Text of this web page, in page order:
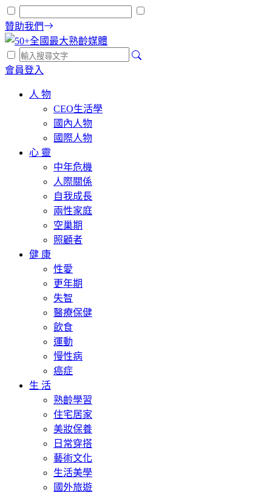
贊助我們
會員登入
人 物
CEO生活學
國內人物
國際人物
心 靈
中年危機
人際關係
自我成長
兩性家庭
空巢期
照顧者
健 康
性愛
更年期
失智
醫療保健
飲食
運動
慢性病
癌症
生 活
熟齡學習
住宅居家
美妝保養
日常穿搭
藝術文化
生活美學
國外旅遊